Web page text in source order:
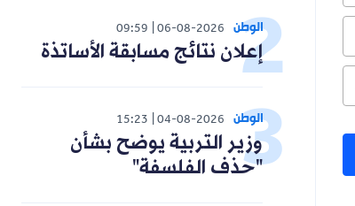
الوطن 06-08-2026
09:59
إعلان نتائج مسابقة الأساتذة
الوطن 04-08-2026
15:23
وزير التربية يوضح بشأن
"حذف الفلسفة"